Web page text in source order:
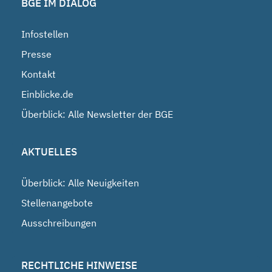
Infostellen
Presse
Kontakt
Einblicke.de
Überblick: Alle Newsletter der BGE
AKTUELLES
Überblick: Alle Neuigkeiten
Stellenangebote
Ausschreibungen
RECHTLICHE HINWEISE